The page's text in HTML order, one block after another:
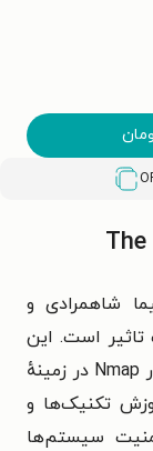
شاهمرادی و
است. این
کتاب راهنمای کاربردی برای استفاده از ابزار Nmap در زمینهٔ
تکنیک‌ها و
سیستم‌ها